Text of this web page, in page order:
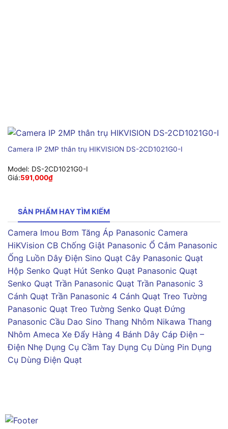
Camera IP 2MP thân trụ HIKVISION DS-2CD1021G0-I
Model: DS-2CD1021G0-I
Giá:591,000₫
SẢN PHẨM HAY TÌM KIẾM
Camera Imou Bơm Tăng Áp Panasonic Camera
HiKVision CB Chống Giật Panasonic Ổ Cắm Panasonic
Ống Luồn Dây Điện Sino Quạt Cây Panasonic Quạt
Hộp Senko Quạt Hút Senko Quạt Panasonic Quạt
Senko Quạt Trần Panasonic Quạt Trần Panasonic 3
Cánh Quạt Trần Panasonic 4 Cánh Quạt Treo Tường
Panasonic Quạt Treo Tường Senko Quạt Đứng
Panasonic Cầu Dao Sino Thang Nhôm Nikawa Thang
Nhôm Ameca Xe Đẩy Hàng 4 Bánh Dây Cáp Điện –
Điện Nhẹ Dụng Cụ Cầm Tay Dụng Cụ Dùng Pin Dụng
Cụ Dùng Điện Quạt